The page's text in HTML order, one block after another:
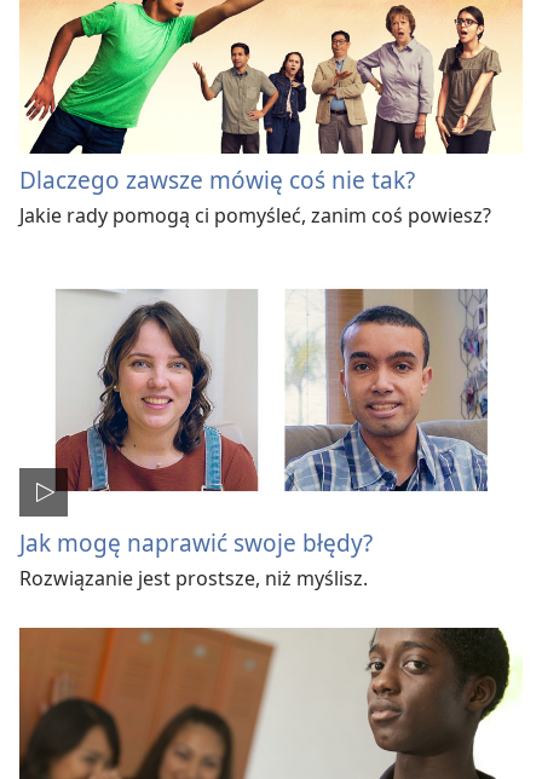
Dlaczego zawsze mówię coś nie tak?
Jakie rady pomogą ci pomyśleć, zanim coś powiesz?
Jak mogę naprawić swoje błędy?
Rozwiązanie jest prostsze, niż myślisz.